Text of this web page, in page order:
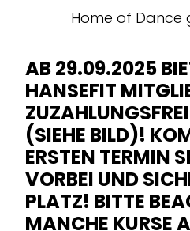
Home of Dance
AB 29.09.2025
HANSEFIT
(SIEHE BILD)!
ERSTEN TERMIN
VORBEI UND
PLATZ! BITTE
MANCHE KURSE